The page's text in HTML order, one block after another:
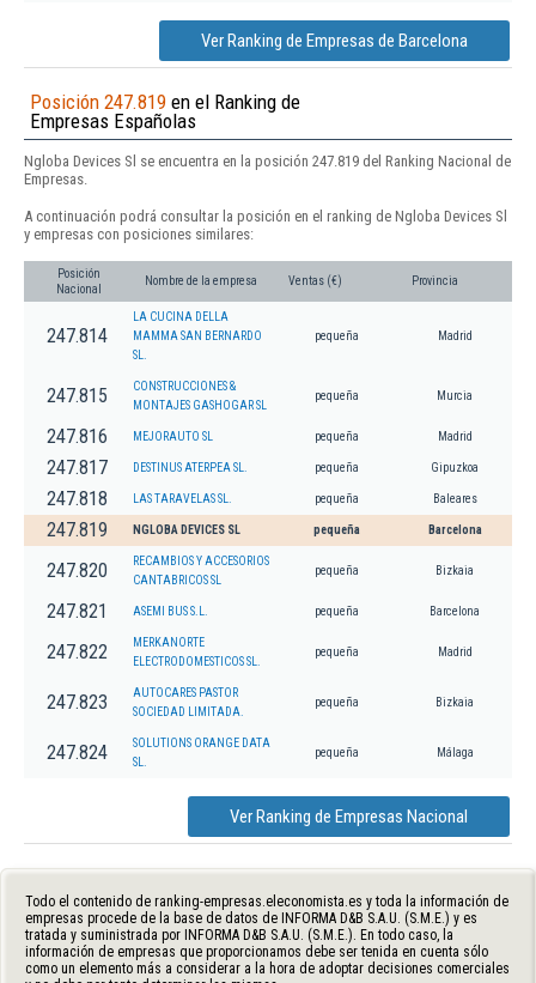
Ver Ranking de Empresas de Barcelona
Posición 247.819 en el Ranking de
Empresas Españolas
Ngloba Devices Sl se encuentra en la posición 247.819 del Ranking Nacional de
Empresas.
A continuación podrá consultar la posición en el ranking de Ngloba Devices Sl
y empresas con posiciones similares:
Posición
Nacional
Nombre de la empresa Ventas (€) Provincia
247.814
LA CUCINA DELLA
MAMMA SAN BERNARDO
SL.
pequeña Madrid
247.815
CONSTRUCCIONES &
MONTAJES GASHOGAR SL
pequeña Murcia
247.816 MEJORAUTO SL pequeña Madrid
247.817 DESTINUS ATERPEA SL. pequeña Gipuzkoa
247.818 LAS TARAVELAS SL. pequeña Baleares
247.819 NGLOBA DEVICES SL pequeña Barcelona
247.820
RECAMBIOS Y ACCESORIOS
CANTABRICOS SL
pequeña Bizkaia
247.821 ASEMI BUS S.L. pequeña Barcelona
247.822
MERKANORTE
ELECTRODOMESTICOS SL.
pequeña Madrid
247.823
AUTOCARES PASTOR
SOCIEDAD LIMITADA.
pequeña Bizkaia
247.824
SOLUTIONS ORANGE DATA
SL.
pequeña Málaga
Ver Ranking de Empresas Nacional
Todo el contenido de ranking-empresas.eleconomista.es y toda la información de
empresas procede de la base de datos de INFORMA D&B S.A.U. (S.M.E.) y es
tratada y suministrada por INFORMA D&B S.A.U. (S.M.E.). En todo caso, la
información de empresas que proporcionamos debe ser tenida en cuenta sólo
como un elemento más a considerar a la hora de adoptar decisiones comerciales